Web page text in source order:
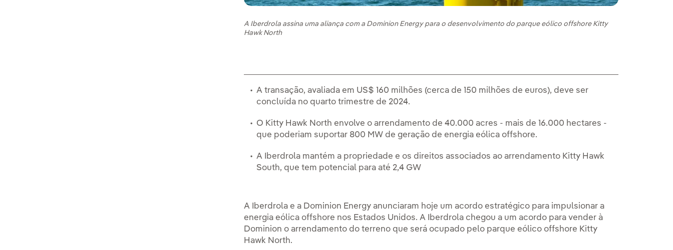
A Iberdrola assina uma aliança com a Dominion Energy para o desenvolvimento do parque eólico offshore Kitty
Hawk North
A transação, avaliada em US$ 160 milhões (cerca de 150 milhões de euros), deve ser
concluída no quarto trimestre de 2024.
O Kitty Hawk North envolve o arrendamento de 40.000 acres - mais de 16.000 hectares -
que poderiam suportar 800 MW de geração de energia eólica offshore.
A Iberdrola mantém a propriedade e os direitos associados ao arrendamento Kitty Hawk
South, que tem potencial para até 2,4 GW
A Iberdrola e a Dominion Energy anunciaram hoje um acordo estratégico para impulsionar a
energia eólica offshore nos Estados Unidos. A Iberdrola chegou a um acordo para vender à
Dominion o arrendamento do terreno que será ocupado pelo parque eólico offshore Kitty
Hawk North.